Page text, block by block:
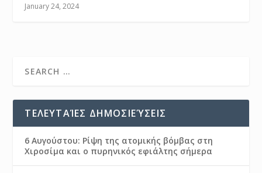
January 24, 2024
ΤΕΛΕΥΤΑΊΕΣ ΔΗΜΟΣΙΕΎΣΕΙΣ
6 Αυγούστου: Ρίψη της ατομικής βόμβας στη
Χιροσίμα και ο πυρηνικός εφιάλτης σήμερα